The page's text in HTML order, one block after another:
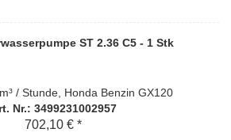
ST 2.36 C5 - 1 Stk
/ Stunde, Honda Benzin GX120
Nr.: 3499231002957
702,10 € *